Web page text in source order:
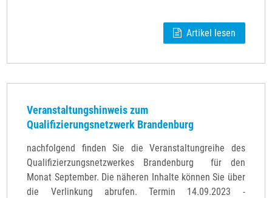
Artikel lesen
Veranstaltungshinweis zum
Qualifizierungsnetzwerk Brandenburg
nachfolgend finden Sie die Veranstaltungreihe des
Qualifizierzungsnetzwerkes Brandenburg für den
Monat September. Die näheren Inhalte können Sie über
die Verlinkung abrufen. Termin 14.09.2023 -